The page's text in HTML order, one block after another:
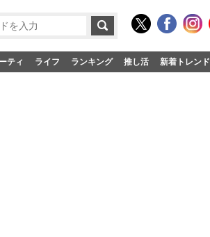
ティ ライフ ランキング 推し活 新着トレンド